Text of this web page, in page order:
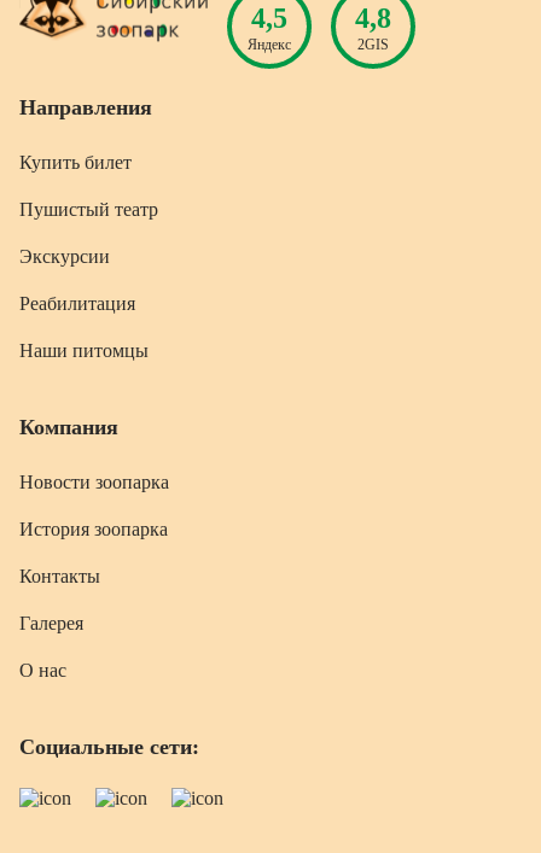
4,5
Яндекс
4,8
2GIS
Направления
Купить билет
Пушистый театр
Экскурсии
Реабилитация
Наши питомцы
Компания
Новости зоопарка
История зоопарка
Контакты
Галерея
О нас
Социальные сети: